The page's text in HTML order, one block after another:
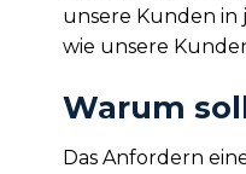
unsere Kunden in
wie unsere
Warum
Das Anfordern